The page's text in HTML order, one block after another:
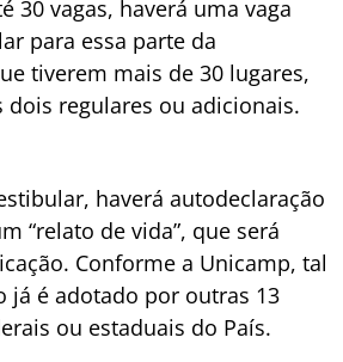
30 vagas, haverá uma vaga
para essa parte da
tiverem mais de 30 lugares,
dois regulares ou adicionais.
haverá autodeclaração
“relato de vida”, que será
Conforme a Unicamp, tal
já é adotado por outras 13
ou estaduais do País.